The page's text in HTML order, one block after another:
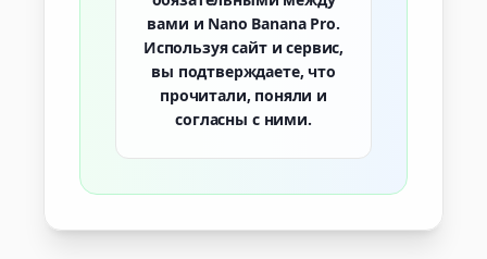
вами и Nano Banana Pro.
Используя сайт и сервис,
вы подтверждаете, что
прочитали, поняли и
согласны с ними.